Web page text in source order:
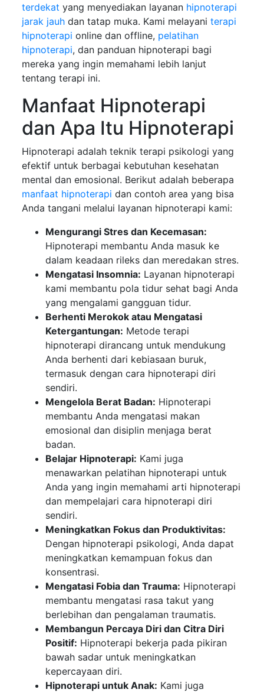
terdekat yang menyediakan layanan hipnoterapi
jarak jauh dan tatap muka. Kami melayaniterapi
hipnoterapi online dan offline, pelatihan
hipnoterapi, dan panduan hipnoterapi bagi
mereka yang ingin memahami lebih lanjut
tentang terapi ini.
Manfaat Hipnoterapi
dan Apa Itu Hipnoterapi
Hipnoterapi adalah teknik terapi psikologi yang
efektif untuk berbagai kebutuhan kesehatan
mental dan emosional. Berikut adalah beberapa
manfaat hipnoterapi dan contoh area yang bisa
Anda tangani melalui layanan hipnoterapi kami:
Mengurangi Stres dan Kecemasan:
Hipnoterapi membantu Anda masuk ke
dalam keadaan rileks dan meredakan stres.
Mengatasi Insomnia: Layanan hipnoterapi
kami membantu pola tidur sehat bagi Anda
yang mengalami gangguan tidur.
Berhenti Merokok atau Mengatasi
Ketergantungan: Metode terapi
hipnoterapi dirancang untuk mendukung
Anda berhenti dari kebiasaan buruk,
termasuk dengan cara hipnoterapi diri
sendiri.
Mengelola Berat Badan: Hipnoterapi
membantu Anda mengatasi makan
emosional dan disiplin menjaga berat
badan.
Belajar Hipnoterapi: Kami juga
menawarkan pelatihan hipnoterapi untuk
Anda yang ingin memahami arti hipnoterapi
dan mempelajari cara hipnoterapi diri
sendiri.
Meningkatkan Fokus dan Produktivitas:
Dengan hipnoterapi psikologi, Anda dapat
meningkatkan kemampuan fokus dan
konsentrasi.
Mengatasi Fobia dan Trauma: Hipnoterapi
membantu mengatasi rasa takut yang
berlebihan dan pengalaman traumatis.
Membangun Percaya Diri dan Citra Diri
Positif: Hipnoterapi bekerja pada pikiran
bawah sadar untuk meningkatkan
kepercayaan diri.
Hipnoterapi untuk Anak: Kami juga